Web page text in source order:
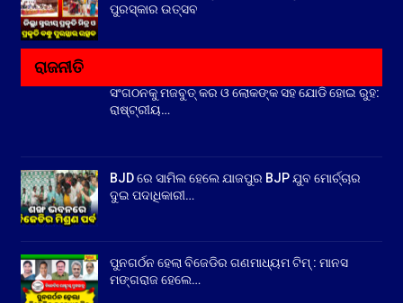
ପୁରସ୍କାର ଉତ୍ସବ
ରାଜନୀତି
ସଂଗଠନକୁ ମଜବୁତ୍ କର ଓ ଲୋକଙ୍କ ସହ ଯୋଡି ହୋଇ ରୁହ:
ରାଷ୍ଟ୍ରୀୟ…
BJD ରେ ସାମିଲ ହେଲେ ଯାଜପୁର BJP ଯୁବ ମୋର୍ଚ୍ଚାର
ଦୁଇ ପଦାଧିକାରୀ…
ପୁନଗର୍ଠନ ହେଲା ବିଜେଡିର ଗଣମାଧ୍ୟମ ଟିମ୍ : ମାନସ
ମଙ୍ଗରାଜ ହେଲେ…